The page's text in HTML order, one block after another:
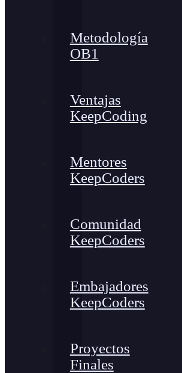
Metodología
OB1
Ventajas
KeepCoding
Mentores
KeepCoders
Comunidad
KeepCoders
Embajadores
KeepCoders
Proyectos
Finales